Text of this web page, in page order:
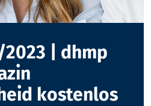
| dhmp
kostenlos